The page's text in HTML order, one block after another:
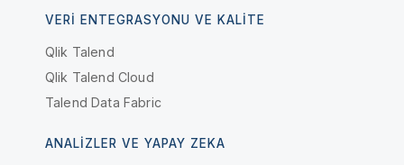
VERI ENTEGRASYONU VE KALITE
Qlik Talend
Qlik Talend Cloud
Talend Data Fabric
ANALIZLER VE YAPAY ZEKA